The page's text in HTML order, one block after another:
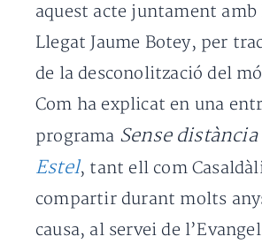
aquest acte juntament amb
Llegat Jaume Botey, per
de la desconolització del
Com ha explicat en una
programa Sense distància
Estel, tant ell com
compartir durant molts
causa, al servei de